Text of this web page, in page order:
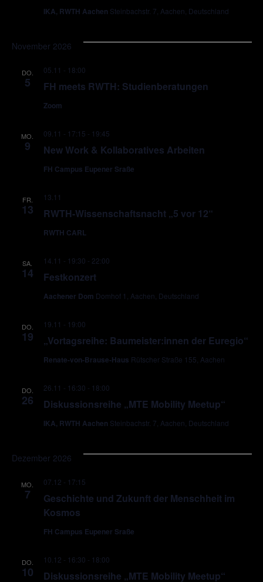
IKA, RWTH Aachen Steinbachstr. 7, Aachen, Deutschland
November 2026
DO.
5 FH meets RWTH: Studienberatungen
05.11 - 18:00
Zoom
MO.
9 New Work & Kollaboratives Arbeiten
09.11 - 17:15 - 19:45
FH Campus Eupener Sraße
FR.
13 RWTH-Wissenschaftsnacht „5 vor 12“
13.11
RWTH CARL
SA.
14 Festkonzert
14.11 - 19:30 - 22:00
Aachener Dom Domhof 1, Aachen, Deutschland
DO.
19 „Vortagsreihe: Baumeister:innen der Euregio“
19.11 - 19:00
Renate-von-Brause-Haus Rütscher Straße 155, Aachen
DO.
26 Diskussionsreihe „MTE Mobility Meetup“
26.11 - 16:30 - 18:00
IKA, RWTH Aachen Steinbachstr. 7, Aachen, Deutschland
Dezember 2026
MO.
7
Geschichte und Zukunft der Menschheit im
Kosmos
07.12 - 17:15
FH Campus Eupener Sraße
DO.
10 Diskussionsreihe „MTE Mobility Meetup“
10.12 - 16:30 - 18:00